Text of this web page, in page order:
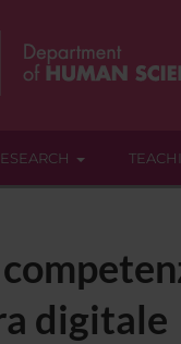
digitale